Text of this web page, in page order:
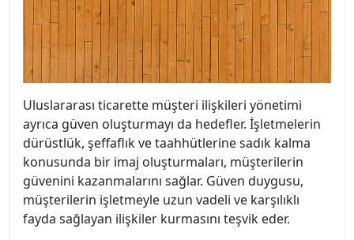
Uluslararası ticarette müşteri ilişkileri yönetimi
ayrıca güven oluşturmayı da hedefler. İşletmelerin
dürüstlük, şeffaflık ve taahhütlerine sadık kalma
konusunda bir imaj oluşturmaları, müşterilerin
güvenini kazanmalarını sağlar. Güven duygusu,
müşterilerin işletmeyle uzun vadeli ve karşılıklı
fayda sağlayan ilişkiler kurmasını teşvik eder.